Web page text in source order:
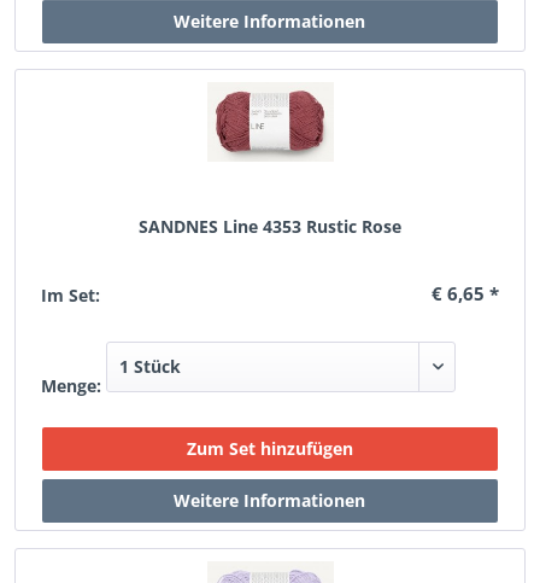
SANDNES Line 4353 Rustic Rose
Im Set: € 6,65 *
Menge: